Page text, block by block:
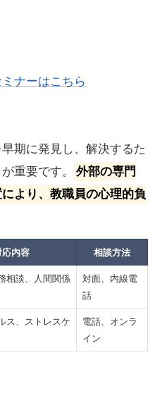
ナーはこちら
期に発見し、解決するた
重要です。
外部の専門
より、教職員の心理的負
応内容 相談方法
相談、人間関係
対面、内線電
話
ス、ストレスケ
電話、オンラ
イン